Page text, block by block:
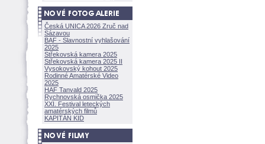
Česká UNICA 2026 Zruč nad
Sázavou
BAF - Slavnostní vyhlašování
2025
Střekovská kamera 2025
Střekovská kamera 2025 II
Vysokovský kohout 2025
Rodinné Amatérské Video
2025
HAF Tanvald 2025
Rychnovská osmička 2025
XXI. Festival leteckých
amatérských filmů
KAPITÁN KID